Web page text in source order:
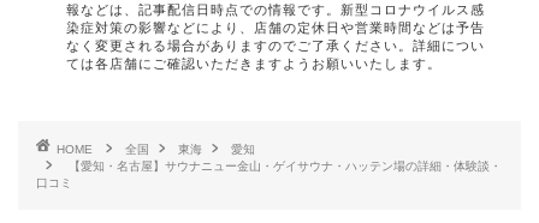
報などは、記事配信日時点での情報です。新型コロナウイルス感
染症対策の影響などにより、店舗の定休日や営業時間などは予告
なく変更される場合がありますのでご了承ください。詳細につい
ては各店舗にご確認いただきますようお願いいたします。
HOME 全国 東海
愛知
【愛知・名古屋】サウナニュー金山・ゲイサウナ・ハッテン場の詳細・体験談・
口コミ